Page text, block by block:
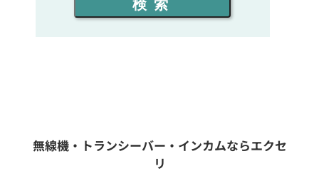
同時通話人数を選ぶ
フリーワード入力(製品名等)
検索
無線機・トランシーバー・インカムならエクセ
リ